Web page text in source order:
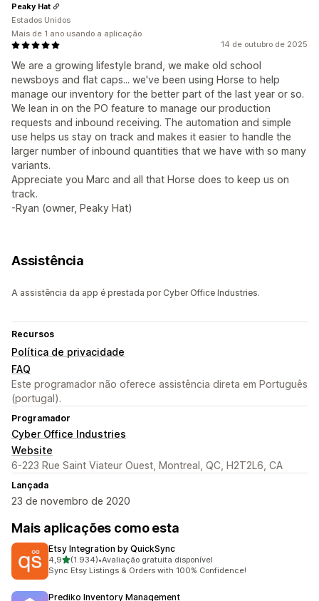
14 de outubro de 2025
We are a growing lifestyle brand, we make old school
newsboys and flat caps... we've been using Horse to help
manage our inventory for the better part of the last year or so.
We lean in on the PO feature to manage our production
requests and inbound receiving. The automation and simple
use helps us stay on track and makes it easier to handle the
larger number of inbound quantities that we have with so many
variants.
Appreciate you Marc and all that Horse does to keep us on
track.
-Ryan (owner, Peaky Hat)
Peaky Hat
Estados Unidos
Mais de 1 ano usando a aplicação
Assistência
A assistência da app é prestada por Cyber Office Industries.
Recursos
Política de privacidade
FAQ
Este programador não oferece assistência direta em Português
(portugal).
Programador
Cyber Office Industries
Website
6-223 Rue Saint Viateur Ouest, Montreal, QC, H2T2L6, CA
Lançada
23 de novembro de 2020
Mais aplicações como esta
Etsy Integration by QuickSync
4,9de 5 estrelas
(1.934)
1934 total de avaliações
•Avaliação gratuita disponível
Sync Etsy Listings & Orders with 100% Confidence!
Prediko Inventory Management